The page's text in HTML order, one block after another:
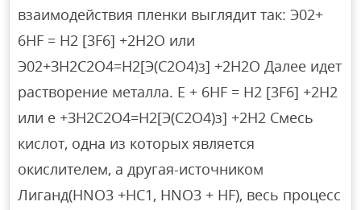
взаимодействия пленки выглядит так: Э02+
6HF = Н2 [3F6] +2Н2О или
Э02+ЗН2С2О4=Н2[Э(С2О4)з] +2Н2О Далее идет
растворение металла. Е + 6HF = Н2 [3F6] +2Н2
или e +ЗН2С2О4=Н2[Э(С2О4)з] +2Н2 Смесь
кислот, одна из которых является
окислителем, а другая-источником
Лиганд(HNO3 +НС1, HNO3 + HF), весь процесс